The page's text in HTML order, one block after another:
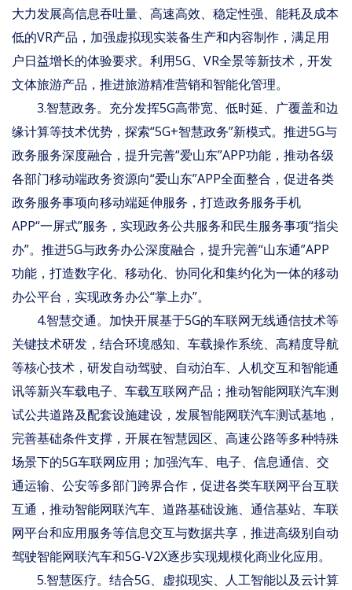
大力发展高信息吞吐量、高速高效、稳定性强、能耗及成本
低的VR产品，加强虚拟现实装备生产和内容制作，满足用
户日益增长的体验要求。利用5G、VR全景等新技术，开发
文体旅游产品，推进旅游精准营销和智能化管理。
3.智慧政务。充分发挥5G高带宽、低时延、广覆盖和边
缘计算等技术优势，探索“5G+智慧政务”新模式。推进5G与
政务服务深度融合，提升完善“爱山东”APP功能，推动各级
各部门移动端政务资源向“爱山东”APP全面整合，促进各类
政务服务事项向移动端延伸服务，打造政务服务手机
APP“一屏式”服务，实现政务公共服务和民生服务事项“指尖
办”。推进5G与政务办公深度融合，提升完善“山东通”APP
功能，打造数字化、移动化、协同化和集约化为一体的移动
办公平台，实现政务办公“掌上办”。
4.智慧交通。加快开展基于5G的车联网无线通信技术等
关键技术研发，结合环境感知、车载操作系统、高精度导航
等核心技术，研发自动驾驶、自动泊车、人机交互和智能通
讯等新兴车载电子、车载互联网产品；推动智能网联汽车测
试公共道路及配套设施建设，发展智能网联汽车测试基地，
完善基础条件支撑，开展在智慧园区、高速公路等多种特殊
场景下的5G车联网应用；加强汽车、电子、信息通信、交
通运输、公安等多部门跨界合作，促进各类车联网平台互联
互通，推动智能网联汽车、道路基础设施、通信基站、车联
网平台和应用服务等信息交互与数据共享，推进高级别自动
驾驶智能网联汽车和5G-V2X逐步实现规模化商业化应用。
5.智慧医疗。结合5G、虚拟现实、人工智能以及云计算